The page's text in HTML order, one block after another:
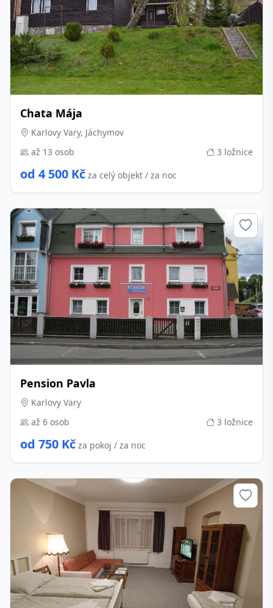
Chata Mája
Karlovy Vary, Jáchymov
až 13 osob
3 ložnice
od 4 500 Kč za celý objekt / za noc
Pension Pavla
Karlovy Vary
až 6 osob
3 ložnice
od 750 Kč za pokoj / za noc